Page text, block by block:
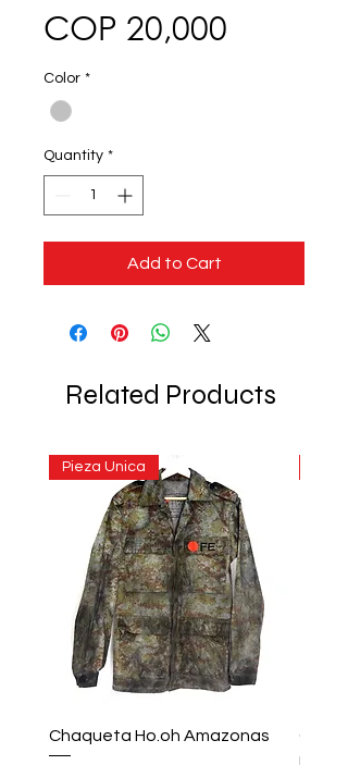
COP 20,000
Color *
Quantity *
Add to Cart
Related Products
Pieza Unica
Chaqueta Ho.oh Amazonas